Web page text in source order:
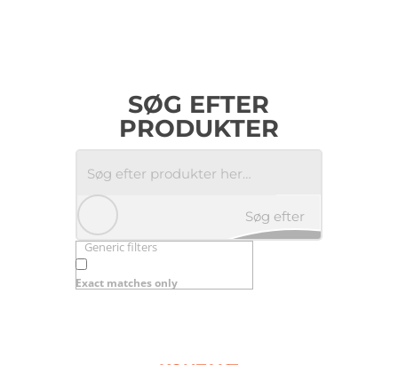
SØG EFTER
PRODUKTER
Søg efter
Generic filters
Exact matches only